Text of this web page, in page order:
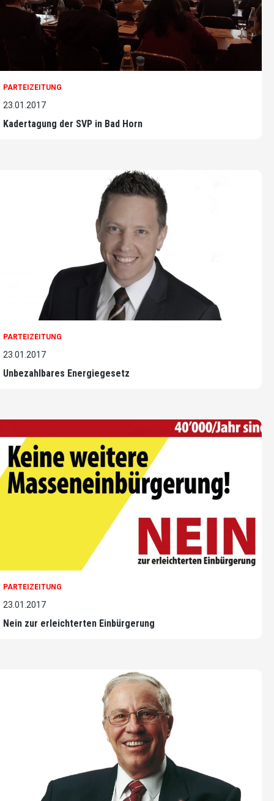
PARTEIZEITUNG
23.01.2017
Kadertagung der SVP in Bad Horn
PARTEIZEITUNG
23.01.2017
Unbezahlbares Energiegesetz
PARTEIZEITUNG
23.01.2017
Nein zur erleichterten Einbürgerung